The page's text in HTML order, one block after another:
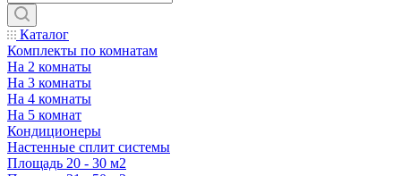
Каталог
Комплекты по комнатам
На 2 комнаты
На 3 комнаты
На 4 комнаты
На 5 комнат
Кондиционеры
Настенные сплит системы
Площадь 20 - 30 м2